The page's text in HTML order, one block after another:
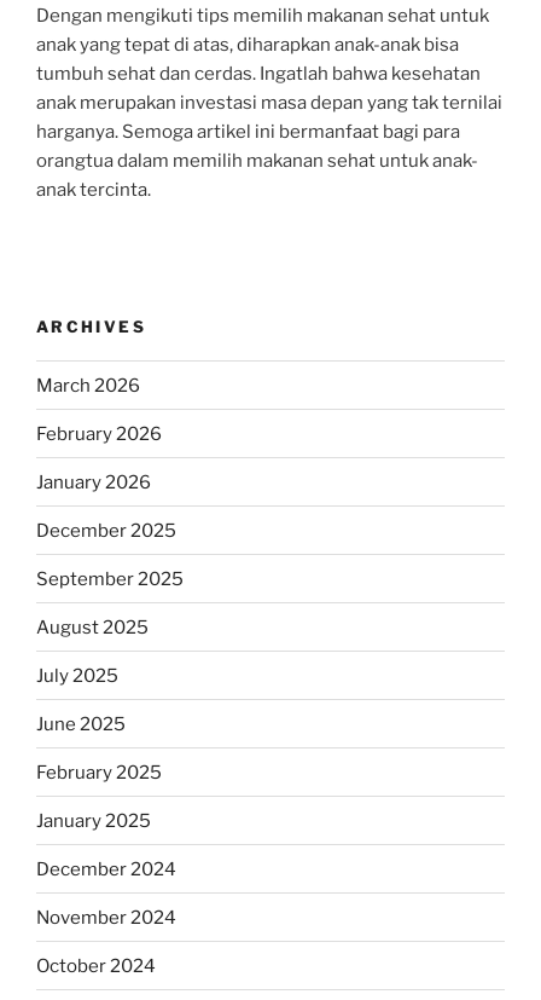
Dengan mengikuti tips memilih makanan sehat untuk
anak yang tepat di atas, diharapkan anak-anak bisa
tumbuh sehat dan cerdas. Ingatlah bahwa kesehatan
anak merupakan investasi masa depan yang tak ternilai
harganya. Semoga artikel ini bermanfaat bagi para
orangtua dalam memilih makanan sehat untuk anak-
anak tercinta.
ARCHIVES
March 2026
February 2026
January 2026
December 2025
September 2025
August 2025
July 2025
June 2025
February 2025
January 2025
December 2024
November 2024
October 2024